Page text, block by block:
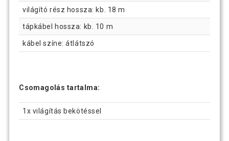
világító rész hossza: kb. 18 m
tápkábel hossza: kb. 10 m
kábel színe: átlátszó
Csomagolás tartalma:
1x világítás bekötéssel